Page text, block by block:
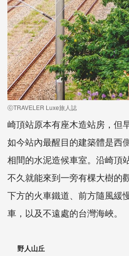
ⓒTRAVELER Luxe旅人誌
崎頂站原本有座木造站房，但
如今站內最醒目的建築體是西
相間的水泥造候車室。沿崎頂
不久就能來到一旁有棵大樹的
下方的火車鐵道、前方隨風緩
車，以及不遠處的台灣海峽。
野人山丘